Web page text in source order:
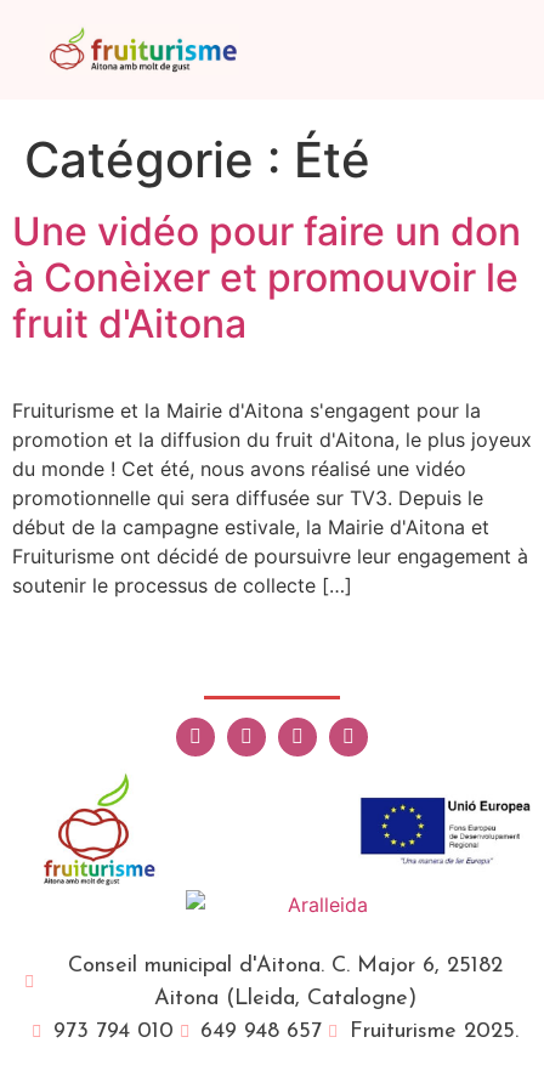
Catégorie : Été
Une vidéo pour faire un don
à Conèixer et promouvoir le
fruit d'Aitona
Fruiturisme et la Mairie d'Aitona s'engagent pour la
promotion et la diffusion du fruit d'Aitona, le plus joyeux
du monde ! Cet été, nous avons réalisé une vidéo
promotionnelle qui sera diffusée sur TV3. Depuis le
début de la campagne estivale, la Mairie d'Aitona et
Fruiturisme ont décidé de poursuivre leur engagement à
soutenir le processus de collecte […]
Conseil municipal d'Aitona. C. Major 6, 25182
Aitona (Lleida, Catalogne)
973 794 010
649 948 657 Fruiturisme 2025.